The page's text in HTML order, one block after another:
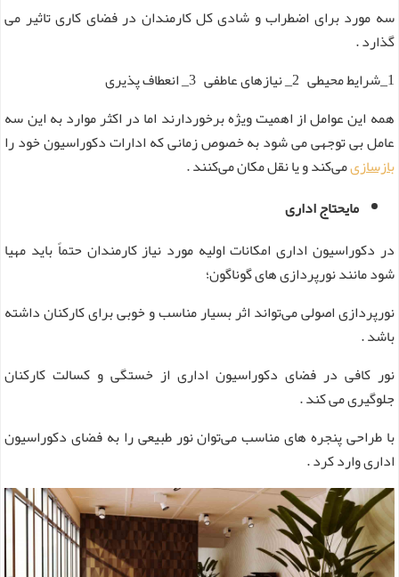
سه مورد برای اضطراب و شادی کل کارمندان در فضای کاری تاثیر می
گذارد .
1_شرایط محیطی 2_ نیازهای عاطفی 3_ انعطاف پذیری
همه این عوامل از اهمیت ویژه برخوردارند اما در اکثر موارد به این سه
عامل بی توجهی می شود به خصوص زمانی که ادارات دکوراسیون خود را
بازسازیمی‌کند و یا نقل مکان می‌کنند .
مایحتاج اداری
در دکوراسیون اداری امکانات اولیه مورد نیاز کارمندان حتماً باید مهیا
شود مانند نورپردازی های گوناگون؛
نورپردازی اصولی می‌تواند اثر بسیار مناسب و خوبی برای کارکنان داشته
باشد .
نور کافی در فضای دکوراسیون اداری از خستگی و کسالت کارکنان
جلوگیری می کند .
با طراحی پنجره های مناسب می‌توان نور طبیعی را به فضای دکوراسیون
اداری وارد کرد .